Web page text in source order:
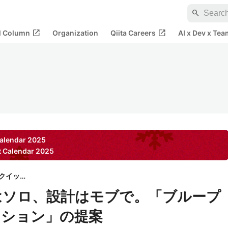
search
Column open_in_new Organization Qiita Careers open_in_new AI x Dev x
2025
2025
株式会社クイック
ロ、設計はモブで。「ブループ
ョン」の提案